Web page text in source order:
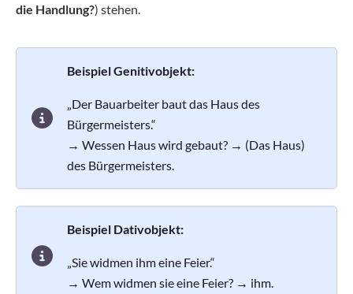
die Handlung?) stehen.
Beispiel Genitivobjekt:
„Der Bauarbeiter baut das Haus des
Bürgermeisters.“
→ Wessen Haus wird gebaut? → (Das Haus)
des Bürgermeisters.
Beispiel Dativobjekt:
„Sie widmen ihm eine Feier.“
→ Wem widmen sie eine Feier? → ihm.